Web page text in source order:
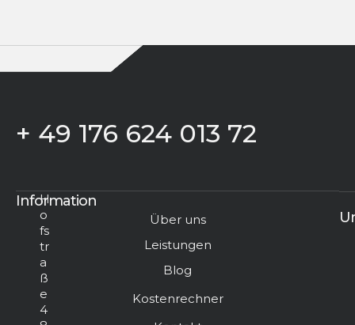
+ 49 176 624 013 72
H
o
fs
tr
a
ß
e
4
Information
Über uns
Leistungen
Blog
Kostenrechner